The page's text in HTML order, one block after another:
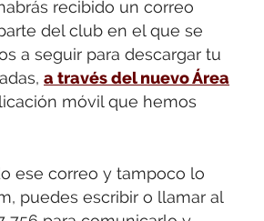
recibido un correo
del club en el que se
a seguir para descargar tu
a través del nuevo Área
móvil que hemos
ese correo y tampoco lo
puedes escribir o llamar al